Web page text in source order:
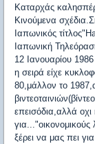
Καταρχάς
Κινούμενα
Ιαπωνικός
Ιαπωνική
12 Ιανουαρίου
η σειρά είχε
80,μάλλον το
επεισόδια,αλλά
ξέρει να μας πει